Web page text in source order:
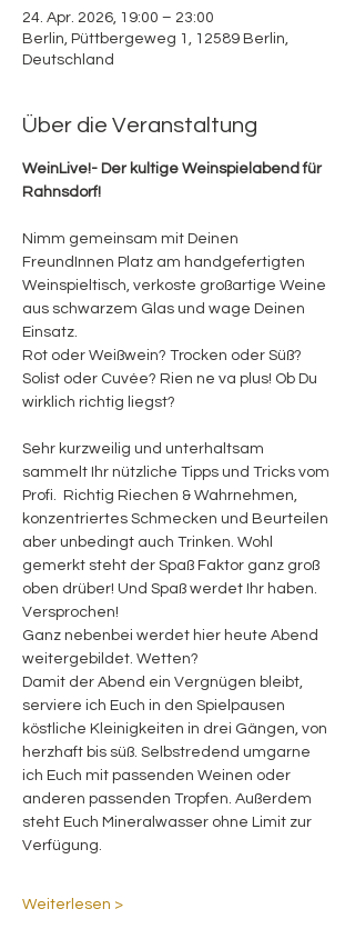
24. Apr. 2026, 19:00 – 23:00
Berlin, Püttbergeweg 1, 12589 Berlin,
Deutschland
Über die Veranstaltung
WeinLive!- Der kultige Weinspielabend für
Rahnsdorf!
Nimm gemeinsam mit Deinen
FreundInnen Platz am handgefertigten
Weinspieltisch, verkoste großartige Weine
aus schwarzem Glas und wage Deinen
Einsatz.
Rot oder Weißwein? Trocken oder Süß?
Solist oder Cuvée? Rien ne va plus! Ob Du
wirklich richtig liegst?
Sehr kurzweilig und unterhaltsam
sammelt Ihr nützliche Tipps und Tricks vom
Profi.  Richtig Riechen & Wahrnehmen,
konzentriertes Schmecken und Beurteilen
aber unbedingt auch Trinken. Wohl
gemerkt steht der Spaß Faktor ganz groß
oben drüber! Und Spaß werdet Ihr haben.
Versprochen!
Ganz nebenbei werdet hier heute Abend
weitergebildet. Wetten?
Damit der Abend ein Vergnügen bleibt,
serviere ich Euch in den Spielpausen
köstliche Kleinigkeiten in drei Gängen, von
herzhaft bis süß. Selbstredend umgarne
ich Euch mit passenden Weinen oder
anderen passenden Tropfen. Außerdem
steht Euch Mineralwasser ohne Limit zur
Verfügung.
Weiterlesen >